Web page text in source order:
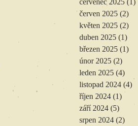
červenec 2025 (1)
červen 2025 (2)
květen 2025 (2)
duben 2025 (1)
březen 2025 (1)
únor 2025 (2)
leden 2025 (4)
listopad 2024 (4)
říjen 2024 (1)
září 2024 (5)
srpen 2024 (2)